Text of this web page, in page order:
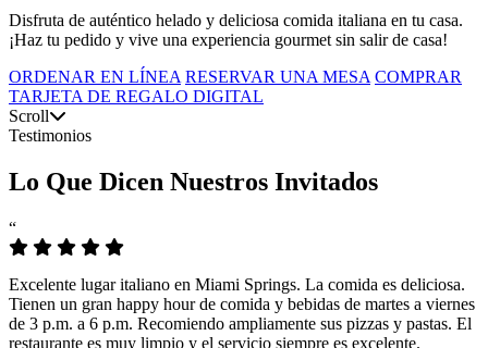
Disfruta de auténtico helado y deliciosa comida italiana en tu casa.
¡Haz tu pedido y vive una experiencia gourmet sin salir de casa!
ORDENAR EN LÍNEA RESERVAR UNA MESA COMPRAR
TARJETA DE REGALO DIGITAL
Scroll
Testimonios
Lo Que Dicen Nuestros Invitados
“
Excelente lugar italiano en Miami Springs. La comida es deliciosa.
Tienen un gran happy hour de comida y bebidas de martes a viernes
de 3 p.m. a 6 p.m. Recomiendo ampliamente sus pizzas y pastas. El
restaurante es muy limpio y el servicio siempre es excelente.